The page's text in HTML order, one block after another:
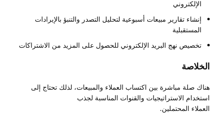
الإلكتروني
إنشاء تقارير مبيعات أسبوعية لتحليل التصدر والتنبؤ بالإيرادات
المستقبلية
تخصيص نهج البريد الإلكتروني للحصول على المزيد من الاشتراكات
الخلاصة
هناك صلة مباشرة بين اكتساب العملاء والمبيعات، لذلك تحتاج إلى
استخدام الاستراتيجيات والقنوات المناسبة لجذب
العملاء المحتملين.